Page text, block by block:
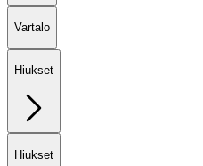
Vartalo
Hiukset
Hiukset